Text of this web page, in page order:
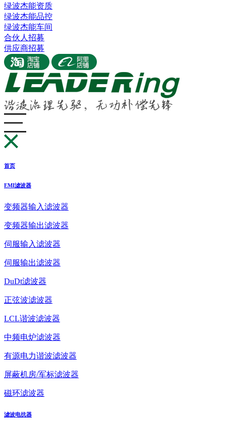
绿波杰能资质
绿波杰能品控
绿波杰能车间
合伙人招募
供应商招募
首页
EMI滤波器
变频器输入滤波器
变频器输出滤波器
伺服输入滤波器
伺服输出滤波器
DuDt滤波器
正弦波滤波器
LCL谐波滤波器
中频电炉滤波器
有源电力谐波滤波器
屏蔽机房/军标滤波器
磁环滤波器
滤波电抗器